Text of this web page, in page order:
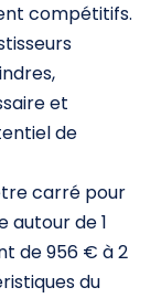
compétitifs.
et
de
carré pour
autour de 1
de 956 € à 2
du